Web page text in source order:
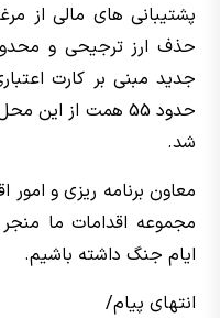
پشتیبانی های مالی از
حذف ارز ترجیحی و
جدید مبنی بر کارت
حدود 55 همت از
شد.
معاون برنامه ریزی و
مجموعه اقدامات ما منجر
ایام جنگ داشته باشیم.
انتهای پیام/